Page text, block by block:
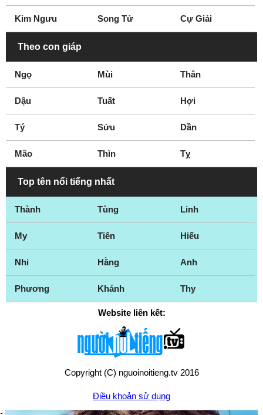
Kim Ngưu Song Tử Cự Giải
Theo con giáp
Ngọ Mùi Thân
Dậu Tuất Hợi
Tý Sửu Dần
Mão Thìn Tỵ
Top tên nổi tiếng nhất
Thành Tùng Linh
My Tiên Hiếu
Nhi Hằng Anh
Phương Khánh Thy
Website liên kết:
Copyright (C) nguoinoitieng.tv 2016
Điều khoản sử dụng